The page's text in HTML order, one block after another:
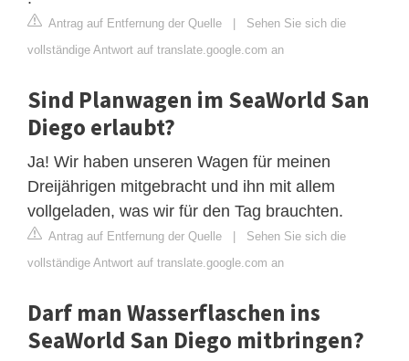
Antrag auf Entfernung der Quelle | Sehen Sie sich die
vollständige Antwort auf translate.google.com an
Sind Planwagen im SeaWorld San
Diego erlaubt?
Ja! Wir haben unseren Wagen für meinen
Dreijährigen mitgebracht und ihn mit allem
vollgeladen, was wir für den Tag brauchten.
Antrag auf Entfernung der Quelle | Sehen Sie sich die
vollständige Antwort auf translate.google.com an
Darf man Wasserflaschen ins
SeaWorld San Diego mitbringen?